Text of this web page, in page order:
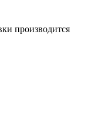
производится